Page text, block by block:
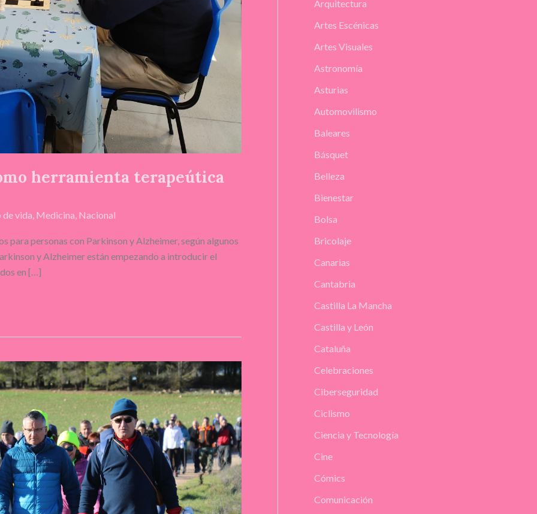
herramienta terapeútica
de vida, Medicina, Nacional
personas con Parkinson y Alzheimer, según algunos
y Alzheimer están empezando a introducir el
en […]
Arquitectura
Artes Escénicas
Artes Visuales
Astronomía
Asturias
Automovilismo
Baleares
Básquet
Belleza
Bienestar
Bolsa
Bricolaje
Canarias
Cantabria
Castilla La Mancha
Castilla y León
Cataluña
Celebraciones
Ciberseguridad
Ciclismo
Ciencia y Tecnología
Cine
Cómics
Comunicación